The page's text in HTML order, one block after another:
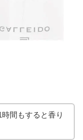
間もすると香り